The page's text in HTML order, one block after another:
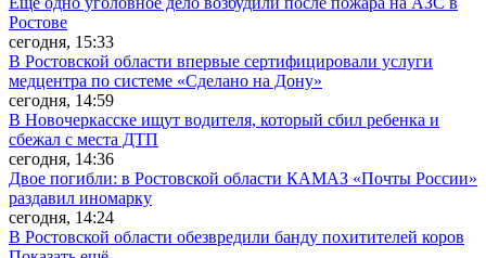
Ростове
сегодня, 15:33
В Ростовской области впервые сертифицировали услуги
медцентра по системе «Сделано на Дону»
сегодня, 14:59
В Новочеркасске ищут водителя, который сбил ребенка и
сбежал с места ДТП
сегодня, 14:36
Двое погибли: в Ростовской области КАМАЗ «Почты России»
раздавил иномарку
сегодня, 14:24
В Ростовской области обезвредили банду похитителей коров